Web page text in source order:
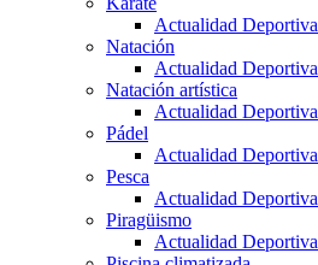
Actualidad Deportiva
Natación
Actualidad Deportiva
Natación artística
Actualidad Deportiva
Pádel
Actualidad Deportiva
Pesca
Actualidad Deportiva
Piragüismo
Actualidad Deportiva